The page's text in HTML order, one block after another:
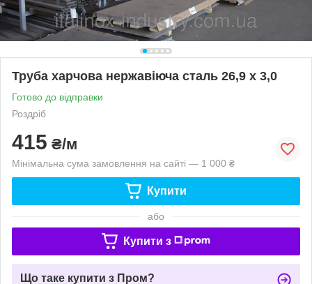
Труба харчова нержавіюча сталь 26,9 х 3,0
Готово до відправки
Роздріб
415 ₴/м
Мінімальна сума замовлення на сайті — 1 000 ₴
Купити
або
Купити з
Що таке купити з Пром?